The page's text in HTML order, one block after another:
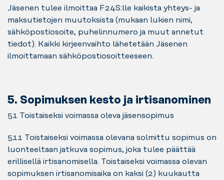
Jäsenen tulee ilmoittaa F24S:lle kaikista yhteys- ja
maksutietojen muutoksista (mukaan lukien nimi,
sähköpostiosoite, puhelinnumero ja muut annetut
tiedot). Kaikki kirjeenvaihto lähetetään Jäsenen
ilmoittamaan sähköpostiosoitteeseen.
5. Sopimuksen kesto ja irtisanominen
5.1 Toistaiseksi voimassa oleva jäsensopimus
5.1.1 Toistaiseksi voimassa olevana solmittu sopimus on
luonteeltaan jatkuva sopimus, joka tulee päättää
erillisellä irtisanomisella. Toistaiseksi voimassa olevan
sopimuksen irtisanomisaika on kaksi (2) kuukautta